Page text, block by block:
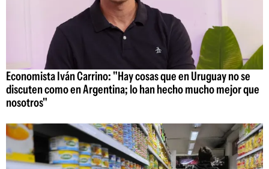
Economista Iván Carrino: "Hay cosas que en Uruguay no se
discuten como en Argentina; lo han hecho mucho mejor que
nosotros"